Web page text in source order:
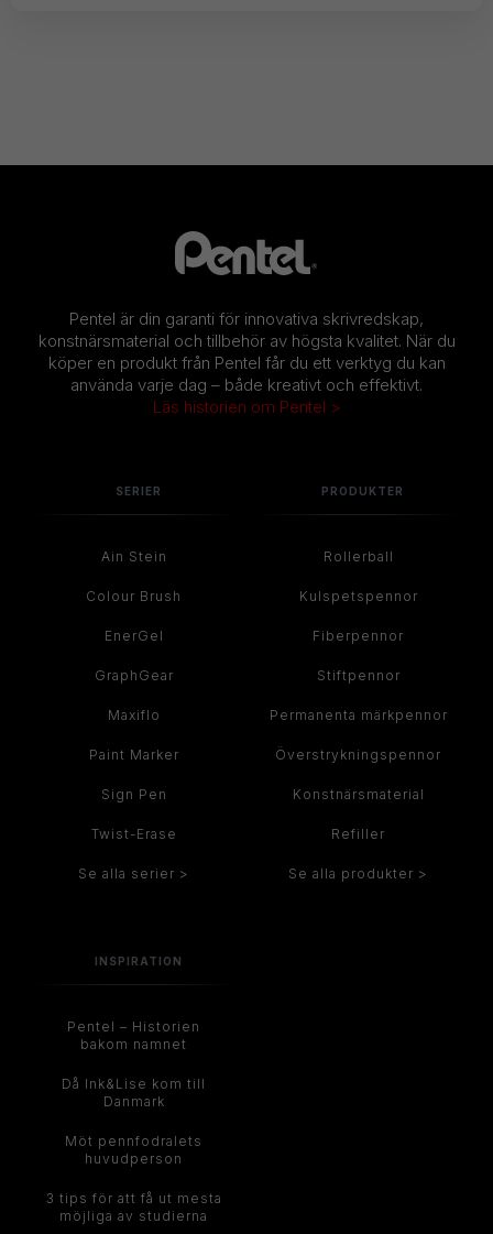
Pentel är din garanti för innovativa skrivredskap,
konstnärsmaterial och tillbehör av högsta kvalitet. När du
köper en produkt från Pentel får du ett verktyg du kan
använda varje dag – både kreativt och effektivt.
Läs historien om Pentel >
SERIER
Ain Stein
Colour Brush
EnerGel
GraphGear
Maxiflo
Paint Marker
Sign Pen
Twist-Erase
Se alla serier >
PRODUKTER
Rollerball
Kulspetspennor
Fiberpennor
Stiftpennor
Permanenta märkpennor
Överstrykningspennor
Konstnärsmaterial
Refiller
Se alla produkter >
INSPIRATION
Pentel – Historien
bakom namnet
Då Ink&Lise kom till
Danmark
Möt pennfodralets
huvudperson
3 tips för att få ut mesta
möjliga av studierna